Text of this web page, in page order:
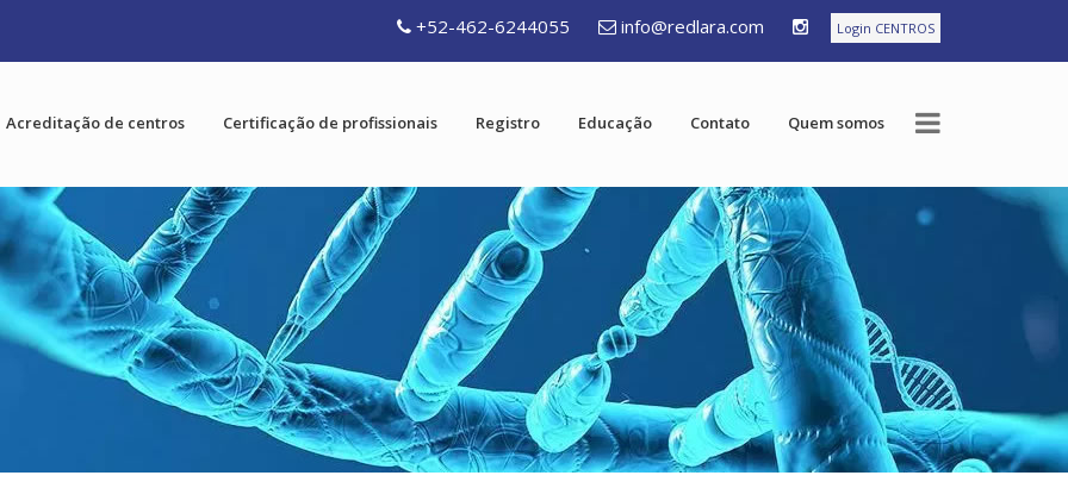
+52-462-6244055 info@redlara.com Login CENTROS
Acreditação de centros Certificação de profissionais Registro Educação Contato Quem somos